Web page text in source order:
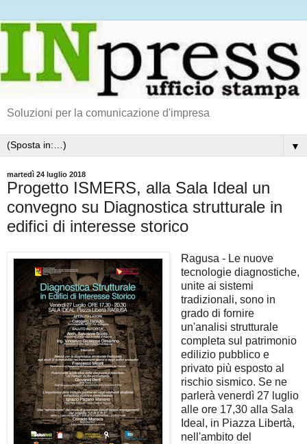
Soluzioni per la comunicazione d'impresa
▼
martedì 24 luglio 2018
Progetto ISMERS, alla Sala Ideal un
convegno su Diagnostica strutturale in
edifici di interesse storico
Ragusa - Le nuove
tecnologie diagnostiche,
unite ai sistemi
tradizionali, sono in
grado di fornire
un'analisi strutturale
completa sul patrimonio
edilizio pubblico e
privato più esposto al
rischio sismico. Se ne
parlerà venerdì 27 luglio
alle ore 17,30 alla Sala
Ideal, in Piazza Libertà,
nell'ambito del